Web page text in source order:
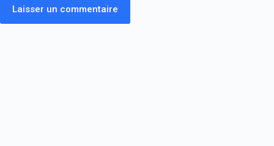
Laisser un commentaire